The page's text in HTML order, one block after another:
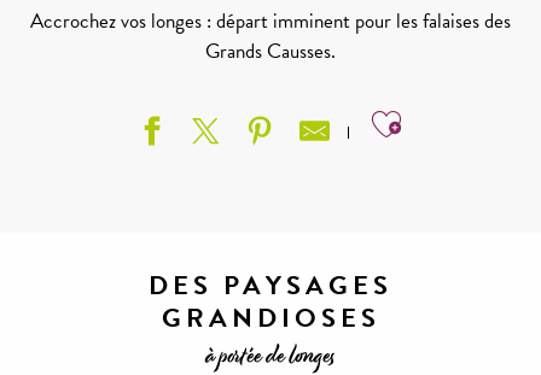
Accrochez vos longes : départ imminent pour les falaises des
Grands Causses.
Ajouter
DES PAYSAGES
GRANDIOSES
à portée de longes